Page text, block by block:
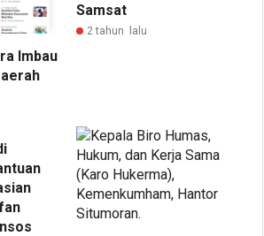
Imbau
Samsat
2 tahun lalu